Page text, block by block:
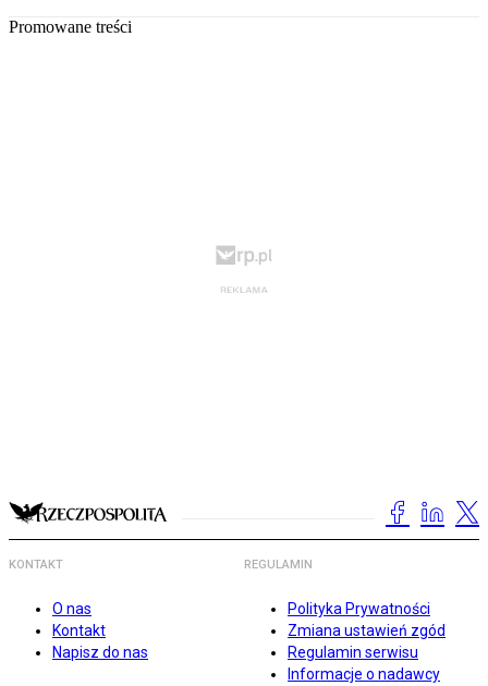
Promowane treści
KONTAKT
O nas
Kontakt
Napisz do nas
REGULAMIN
Polityka Prywatności
Zmiana ustawień zgód
Regulamin serwisu
Informacje o nadawcy